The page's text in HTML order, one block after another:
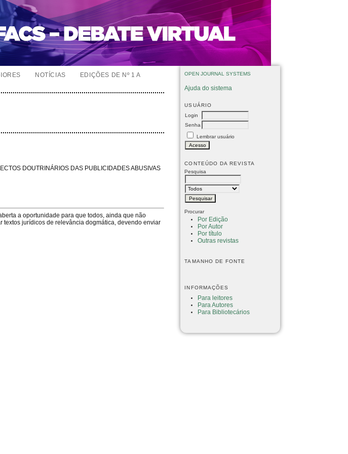
OPEN JOURNAL SYSTEMS
Ajuda do sistema
USUÁRIO
Login
Senha
Lembrar usuário
CONTEÚDO DA REVISTA
Pesquisa
Procurar
Por Edição
Por Autor
Por título
Outras revistas
TAMANHO DE FONTE
INFORMAÇÕES
Para leitores
Para Autores
Para Bibliotecários
NOTÍCIAS
EDIÇÕES DE Nº 1 A
DOUTRINÁRIOS DAS PUBLICIDADES ABUSIVAS
a oportunidade para que todos, ainda que não
textos jurídicos de relevância dogmática, devendo enviar